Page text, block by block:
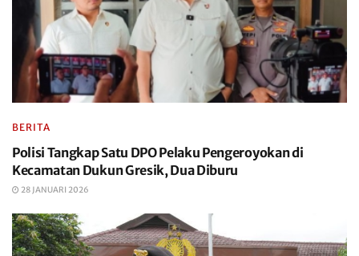
BERITA
Polisi Tangkap Satu DPO Pelaku Pengeroyokan di
Kecamatan Dukun Gresik, Dua Diburu
28 JANUARI 2026